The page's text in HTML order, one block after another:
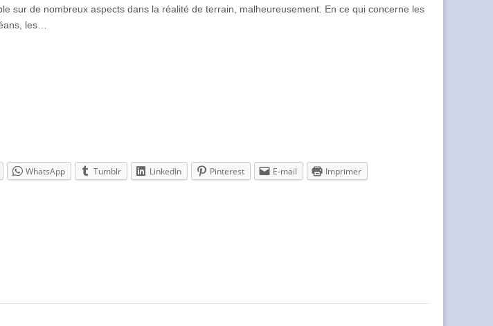
sur de nombreux aspects dans la réalité de terrain, malheureusement. En ce qui concerne les
les…
WhatsApp Tumblr LinkedIn Pinterest E-mail Imprimer